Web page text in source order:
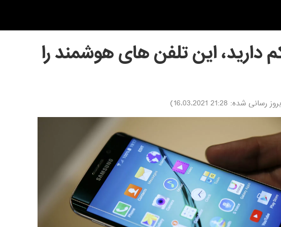
دارید، این تلفن های هوشمند را
رسانی شده: 21:28 16.03.2021
)